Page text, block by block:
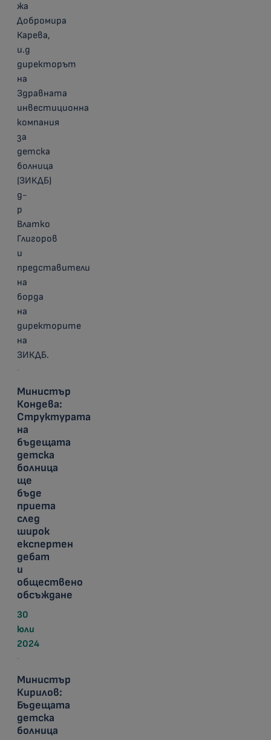
жа
Добромира
Карева,
и.д
директорът
на
Здравната
инвестиционна
компания
за
детска
болница
(ЗИКДБ)
д-
р
Влатко
Глигоров
и
представители
на
борда
на
директорите
на
ЗИКДБ.
Министър
Кондева:
Структурата
на
бъдещата
детска
болница
ще
бъде
приета
след
широк
експертен
дебат
и
обществено
обсъждане
30
юли
2024
Министър
Кирилов:
Бъдещата
детска
болница